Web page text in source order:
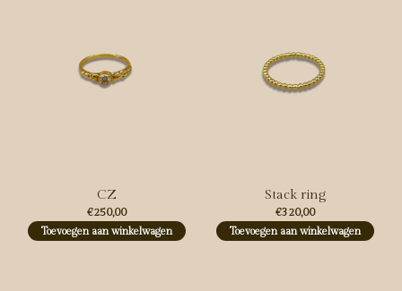
CZ
€250,00
Toevoegen aan winkelwagen
Stack ring
€320,00
Toevoegen aan winkelwagen